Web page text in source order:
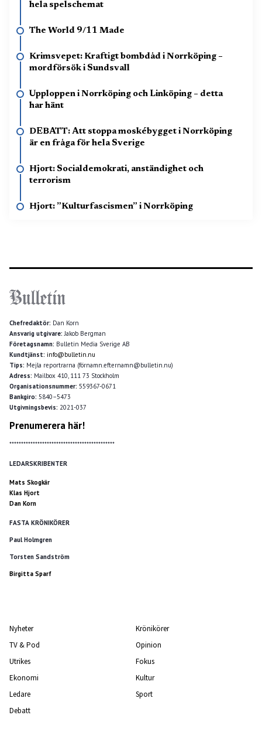
hela spelschemat
The World 9/11 Made
Krimsvepet: Kraftigt bombdåd i Norrköping –
mordförsök i Sundsvall
Upploppen i Norrköping och Linköping – detta
har hänt
DEBATT: Att stoppa moskébygget i Norrköping
är en fråga för hela Sverige
Hjort: Socialdemokrati, anständighet och
terrorism
Hjort: ”Kulturfascismen” i Norrköping
Chefredaktör: Dan Korn
Ansvarig utgivare: Jakob Bergman
Företagsnamn: Bulletin Media Sverige AB
Kundtjänst: info@bulletin.nu
Tips: Mejla reportrarna (förnamn.efternamn@bulletin.nu)
Adress: Mailbox 410, 111 73 Stockholm
Organisationsnummer: 559367-0671
Bankgiro: 5840–5473
Utgivningsbevis: 2021-037
Prenumerera här!
*********************************************
LEDARSKRIBENTER
Mats Skogkär
Klas Hjort
Dan Korn
FASTA KRÖNIKÖRER
Paul Holmgren
Torsten Sandström
Birgitta Sparf
Nyheter
TV & Pod
Utrikes
Ekonomi
Ledare
Debatt
Krönikörer
Opinion
Fokus
Kultur
Sport